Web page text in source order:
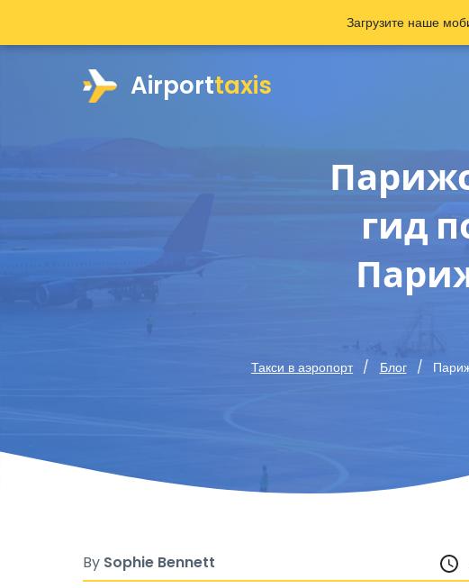
Airporttaxis
гид
Такси в аэропорт Блог
Загрузите наше
By Sophie Bennett